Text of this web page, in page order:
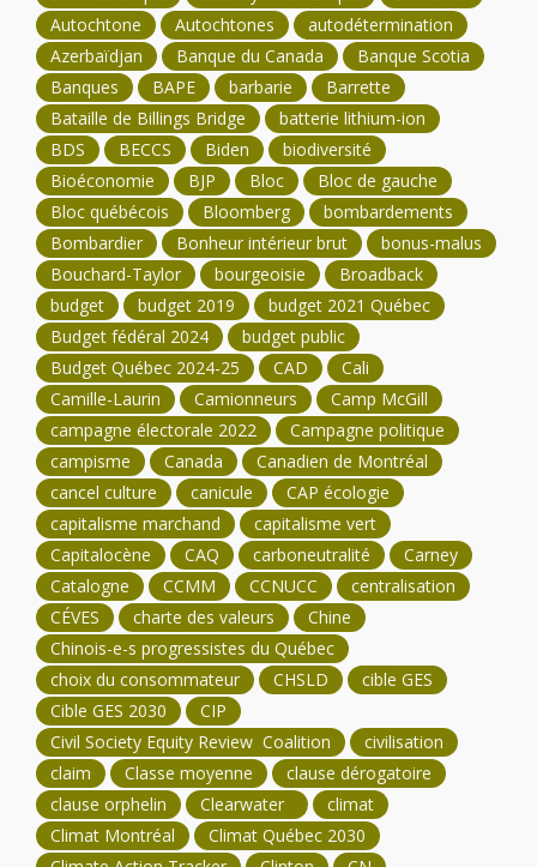
Autochtone
Autochtones
autodétermination
Azerbaïdjan
Banque du Canada
Banque Scotia
Banques
BAPE barbarie
Barrette
Bataille de Billings Bridge
batterie lithium-ion
BDS
BECCS Biden
biodiversité
Bioéconomie
BJP Bloc
Bloc de gauche
Bloc québécois
Bloomberg
bombardements
Bombardier
Bonheur intérieur brut
bonus-malus
Bouchard-Taylor
bourgeoisie
Broadback
budget
budget 2019
budget 2021 Québec
Budget fédéral 2024
budget public
Budget Québec 2024-25
CAD
Cali
Camille-Laurin
Camionneurs
Camp McGill
campagne électorale 2022
Campagne politique
campisme
Canada
Canadien de Montréal
cancel culture
canicule
CAP écologie
capitalisme marchand
capitalisme vert
Capitalocène
CAQ carboneutralité
Carney
Catalogne
CCMM CCNUCC
centralisation
CÉVES
charte des valeurs
Chine
Chinois-e-s progressistes du Québec
choix du consommateur
CHSLD
cible GES
Cible GES 2030
CIP
Civil Society Equity Review Coalition
civilisation
claim
Classe moyenne
clause dérogatoire
clause orphelin
Clearwater
climat
Climat Montréal
Climat Québec 2030